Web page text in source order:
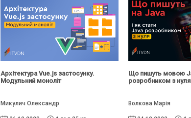
Архітектура Vue.js застосунку.
Модульний моноліт
Микулич Олександр
Що пишуть мовою
розробником з нуля
Волкова Марія